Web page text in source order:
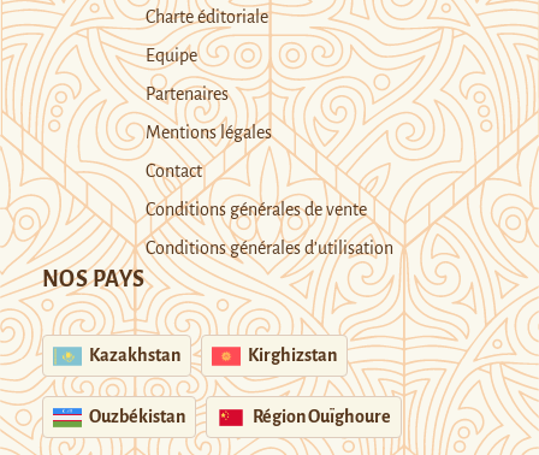
Charte éditoriale
Equipe
Partenaires
Mentions légales
Contact
Conditions générales de vente
Conditions générales d’utilisation
NOS PAYS
Kazakhstan Kirghizstan
Ouzbékistan Région Ouïghoure